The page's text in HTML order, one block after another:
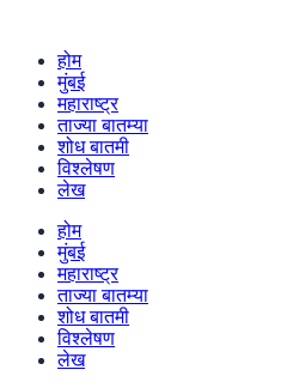
होम
मुंबई
महाराष्ट्र
ताज्या बातम्या
शोध बातमी
विश्लेषण
लेख
होम
मुंबई
महाराष्ट्र
ताज्या बातम्या
शोध बातमी
विश्लेषण
लेख